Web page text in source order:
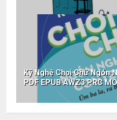
Kỹ Nghệ Chơi Chữ Ngón
PDF EPUB AWZ3 PRC